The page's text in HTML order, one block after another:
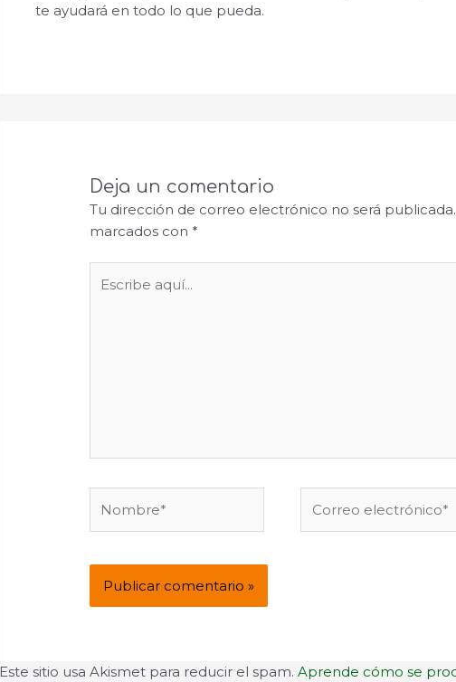
te ayudará en todo lo que pueda.
Deja un comentario
Tu dirección de correo electrónico no será publicada.
marcados con *
aquí...
electrónico*
Este sitio usa Akismet para reducir el spam. Aprende cómo se